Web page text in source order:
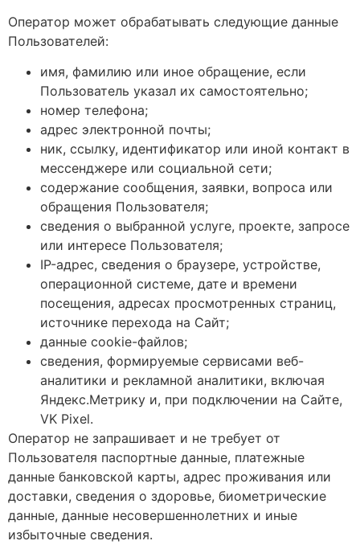
Оператор может обрабатывать следующие данные
Пользователей:
имя, фамилию или иное обращение, если
Пользователь указал их самостоятельно;
номер телефона;
адрес электронной почты;
ник, ссылку, идентификатор или иной контакт в
мессенджере или социальной сети;
содержание сообщения, заявки, вопроса или
обращения Пользователя;
сведения о выбранной услуге, проекте, запросе
или интересе Пользователя;
IP-адрес, сведения о браузере, устройстве,
операционной системе, дате и времени
посещения, адресах просмотренных страниц,
источнике перехода на Сайт;
данные cookie-файлов;
сведения, формируемые сервисами веб-
аналитики и рекламной аналитики, включая
Яндекс.Метрику и, при подключении на Сайте,
VK Pixel.
Оператор не запрашивает и не требует от
Пользователя паспортные данные, платежные
данные банковской карты, адрес проживания или
доставки, сведения о здоровье, биометрические
данные, данные несовершеннолетних и иные
избыточные сведения.